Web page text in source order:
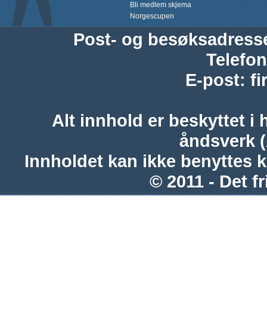
Bli medlem skjema
Norgescupen
Post- og
Telefon
E-post:
Alt innhold er beskyttet i
åndsverk
Innholdet kan ikke benyttes
© 2011 - Det